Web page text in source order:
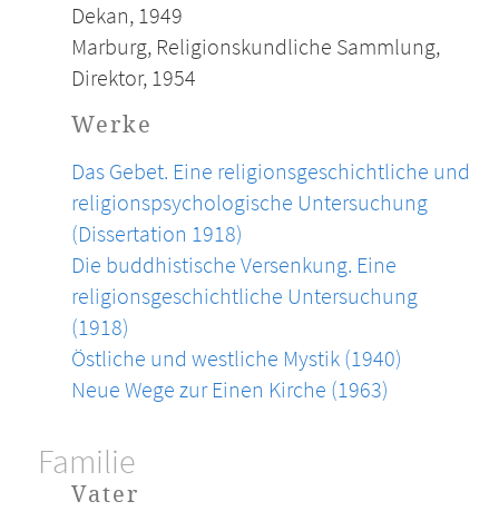
Dekan, 1949
Marburg, Religionskundliche Sammlung,
Direktor, 1954
Werke
Das Gebet. Eine religionsgeschichtliche und
religionspsychologische Untersuchung
(Dissertation 1918)
Die buddhistische Versenkung. Eine
religionsgeschichtliche Untersuchung
(1918)
Östliche und westliche Mystik (1940)
Neue Wege zur Einen Kirche (1963)
Familie
Vater